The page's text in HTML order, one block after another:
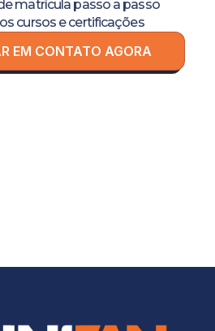
matrícula passo a passo
cursos e certificações
EM CONTATO AGORA